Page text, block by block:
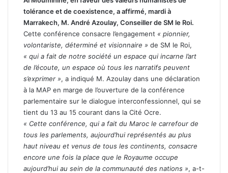
tolérance et de coexistence, a affirmé, mardi à
Marrakech, M. André Azoulay, Conseiller de SM le Roi.
Cette conférence consacre l’engagement « pionnier,
volontariste, déterminé et visionnaire » de SM le Roi,
« qui a fait de notre société un espace qui incarne l’art
de l’écoute, un espace où tous les narratifs peuvent
s’exprimer », a indiqué M. Azoulay dans une déclaration
à la MAP en marge de l’ouverture de la conférence
parlementaire sur le dialogue interconfessionnel, qui se
tient du 13 au 15 courant dans la Cité Ocre.
« Cette conférence, qui a fait du Maroc le carrefour de
tous les parlements, aujourd’hui représentés au plus
haut niveau et venus de tous les continents, consacre
encore une fois la place que le Royaume occupe
aujourd’hui au sein de la communauté des nations », a-t-